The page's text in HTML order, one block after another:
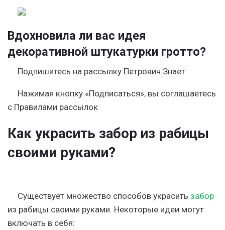
Вдохновила ли вас идея
декоративной штукатурки гротто?
Подпишитесь на рассылку Петрович.Знает
Нажимая кнопку «Подписаться», вы соглашаетесь
c Правилами рассылок
Как украсить забор из рабицы
своими руками?
Существует множество способов украсить забор
из рабицы своими руками. Некоторые идеи могут
включать в себя: